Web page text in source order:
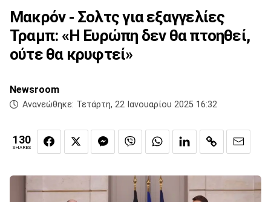
Μακρόν - Σολτς για εξαγγελίες
Τραμπ: «Η Ευρώπη δεν θα πτοηθεί,
ούτε θα κρυφτεί»
Newsroom
Ανανεώθηκε: Τετάρτη, 22 Ιανουαρίου 2025 16:32
130
SHARES